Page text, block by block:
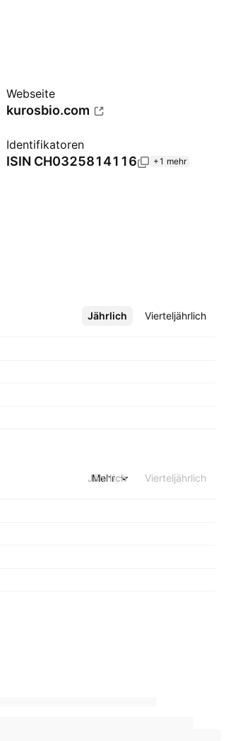
Webseite
kurosbio.com
Identifikatoren
ISIN CH0325814116 +1 mehr
Jährlich Vierteljährlich
Mehr
Jährlich Vierteljährlich
Mehr